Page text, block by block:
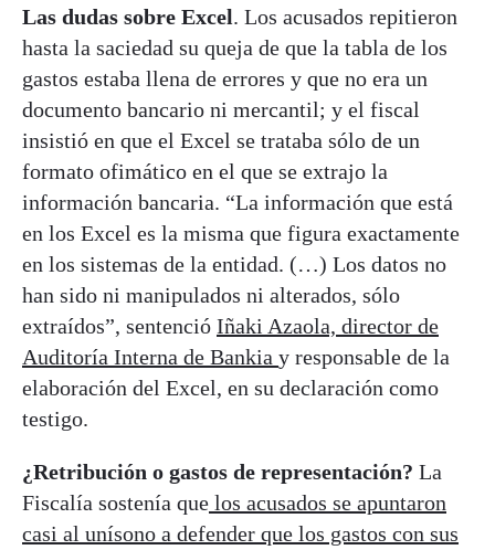
Las dudas sobre Excel. Los acusados repitieron
hasta la saciedad su queja de que la tabla de los
gastos estaba llena de errores y que no era un
documento bancario ni mercantil; y el fiscal
insistió en que el Excel se trataba sólo de un
formato ofimático en el que se extrajo la
información bancaria. “La información que está
en los Excel es la misma que figura exactamente
en los sistemas de la entidad. (…) Los datos no
han sido ni manipulados ni alterados, sólo
extraídos”, sentenció Iñaki Azaola, director de
Auditoría Interna de Bankia y responsable de la
elaboración del Excel, en su declaración como
testigo.
¿Retribución o gastos de representación? La
Fiscalía sostenía que los acusados se apuntaron
casi al unísono a defender que los gastos con sus